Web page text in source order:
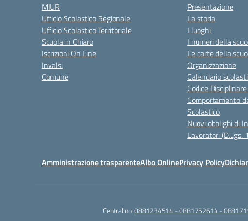
MIUR
Ufficio Scolastico Regionale
Ufficio Scolastico Territoriale
Scuola in Chiaro
Iscrizioni On Line
Invalsi
Comune
Presentazione
La storia
I luoghi
I numeri della
Le carte della
Organizzazione
Calendario
Codice
Comportamento
Scolastico
Nuovi obblighi di
Lavoratori
Amministrazione trasparenteAlbo OnlinePrivacy Policy
Centralino:0881234514 - 0881752614 -